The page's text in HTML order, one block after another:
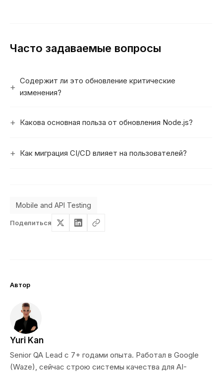
Часто задаваемые вопросы
Содержит ли это обновление критические
изменения?
Какова основная польза от обновления Node.js?
Как миграция CI/CD влияет на пользователей?
Mobile and API Testing
Поделиться
Автор
Yuri Kan
Senior QA Lead с 7+ годами опыта. Работал в Google
(Waze), сейчас строю системы качества для AI-